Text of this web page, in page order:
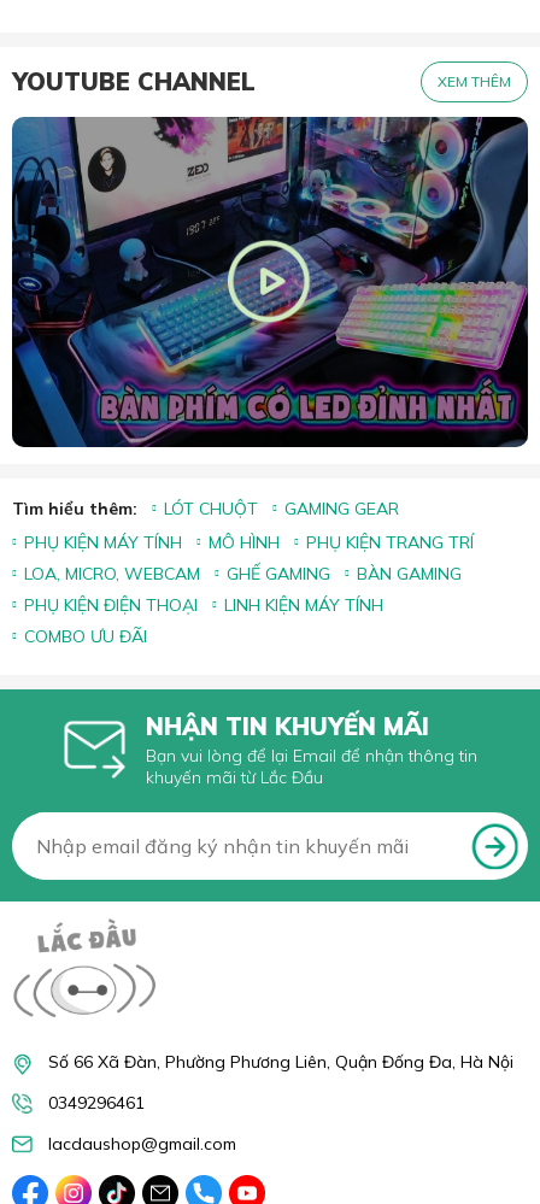
Khóa xoay 180°
Bảo vệ tay Arm không va vào tường khi setup
Linh hoạt lắp đặt
Hỗ trợ 2 hình thức khoan và kẹp bàn
YOUTUBE CHANNEL XEM THÊM
Tìm hiểu thêm: LÓT CHUỘT
GAMING GEAR
PHỤ KIỆN MÁY TÍNH
MÔ HÌNH
PHỤ KIỆN TRANG TRÍ
LOA, MICRO, WEBCAM
GHẾ GAMING
BÀN GAMING
PHỤ KIỆN ĐIỆN THOẠI
LINH KIỆN MÁY TÍNH
COMBO ƯU ĐÃI
NHẬN TIN KHUYẾN MÃI
Bạn vui lòng để lại Email để nhận thông tin
khuyến mãi từ Lắc Đầu
Số 66 Xã Đàn, Phường Phương Liên, Quận Đống Đa, Hà Nội
0349296461
lacdaushop@gmail.com